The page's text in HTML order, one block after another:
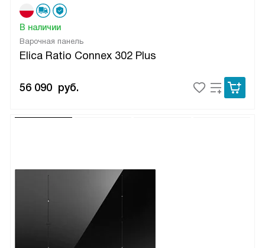
Варочная панель
Elica Ratio Connex 302 Plus
В наличии
56 090 руб.